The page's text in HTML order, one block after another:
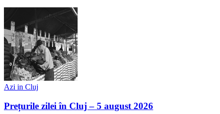
Azi in Cluj
Prețurile zilei în Cluj – 5 august 2026